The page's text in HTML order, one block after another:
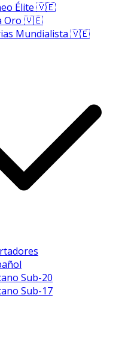
Élite 🇻🇪
Oro 🇻🇪
Mundialista 🇻🇪
Sub-20
Sub-17